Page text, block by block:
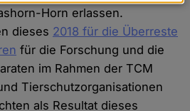
Horn erlassen.
dieses 2018 für die Überreste
für die Forschung und die
im Rahmen der TCM
Tierschutzorganisationen
als Resultat dieses